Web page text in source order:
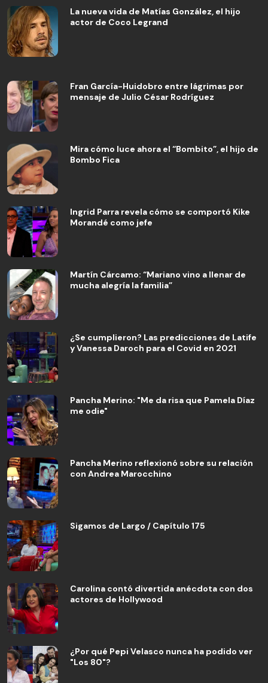
La nueva vida de Matías González, el hijo
actor de Coco Legrand
Fran García-Huidobro entre lágrimas por
mensaje de Julio César Rodríguez
Mira cómo luce ahora el “Bombito”, el hijo de
Bombo Fica
Ingrid Parra revela cómo se comportó Kike
Morandé como jefe
Martín Cárcamo: “Mariano vino a llenar de
mucha alegría la familia”
¿Se cumplieron? Las predicciones de Latife
y Vanessa Daroch para el Covid en 2021
Pancha Merino: "Me da risa que Pamela Díaz
me odie"
Pancha Merino reflexionó sobre su relación
con Andrea Marocchino
Sigamos de Largo / Capítulo 175
Carolina contó divertida anécdota con dos
actores de Hollywood
¿Por qué Pepi Velasco nunca ha podido ver
"Los 80"?